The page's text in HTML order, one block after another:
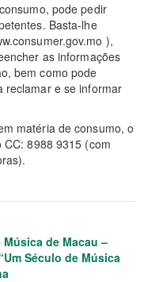
pode pedir
Basta-lhe
),
as informações
bem como pode
reclamar e se informar
matéria de consumo, o
8988 9315 (com
de Macau –
Século de Música